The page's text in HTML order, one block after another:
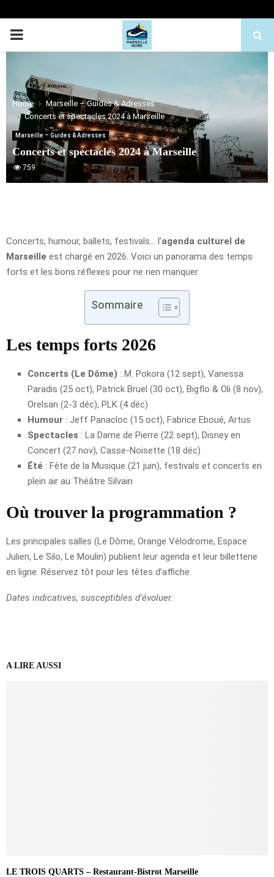
PRIMARY
Home
Marseille – Guides & Adresses
Concerts et spectacles 2024 à Marseille
Marseille – Guides & Adresses
Concerts et spectacles 2024 à Marseille
759
Concerts, humour, ballets, festivals… l’agenda culturel de
Marseille est chargé en 2026. Voici un panorama des temps
forts et les bons réflexes pour ne rien manquer.
Sommaire
Les temps forts 2026
Concerts (Le Dôme) : M. Pokora (12 sept), Vanessa
Paradis (25 oct), Patrick Bruel (30 oct), Bigflo & Oli (8 nov),
Orelsan (2-3 déc), PLK (4 déc)
Humour : Jeff Panacloc (15 oct), Fabrice Eboué, Artus
Spectacles : La Dame de Pierre (22 sept), Disney en
Concert (27 nov), Casse-Noisette (18 déc)
Été : Fête de la Musique (21 juin), festivals et concerts en
plein air au Théâtre Silvain
Où trouver la programmation ?
Les principales salles (Le Dôme, Orange Vélodrome, Espace
Julien, Le Silo, Le Moulin) publient leur agenda et leur billetterie
en ligne. Réservez tôt pour les têtes d’affiche.
Dates indicatives, susceptibles d’évoluer.
A LIRE AUSSI
LE TROIS QUARTS – Restaurant-Bistrot Marseille